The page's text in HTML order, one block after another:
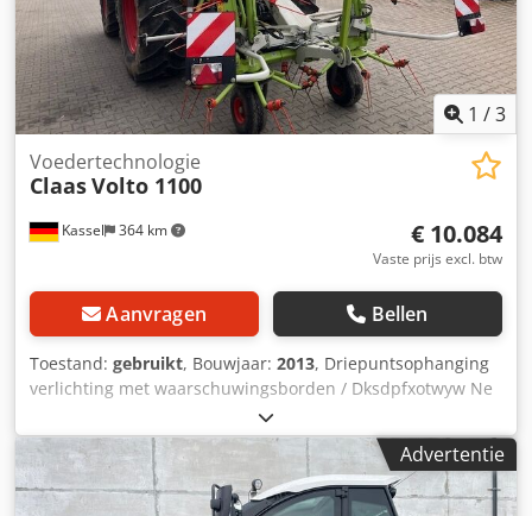
1 /3
Kassel 364 km
Voedertechnologie
ClaasVolto 1100
€ 10.084
Vaste prijs excl. btw
Aanvragen Bellen
Toestand: gebruikt, Bouwjaar: 2013, Driepuntsophanging
verlichting met waarschuwingsborden / Dksdpfxotwyw Ne
Advertentie